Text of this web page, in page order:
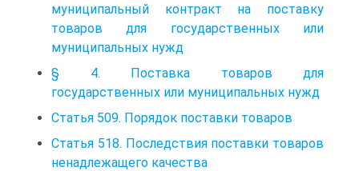
муниципальный контракт на поставку
товаров для государственных или
муниципальных нужд
§ 4. Поставка товаров для
государственных или муниципальных нужд
Статья 509. Порядок поставки товаров
Статья 518. Последствия поставки товаров
ненадлежащего качества